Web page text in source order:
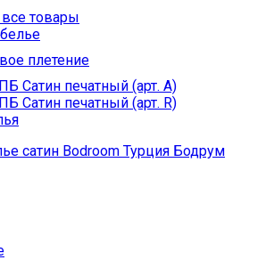
товары
плетение
Сатин печатный (арт. A)
Сатин печатный (арт. R)